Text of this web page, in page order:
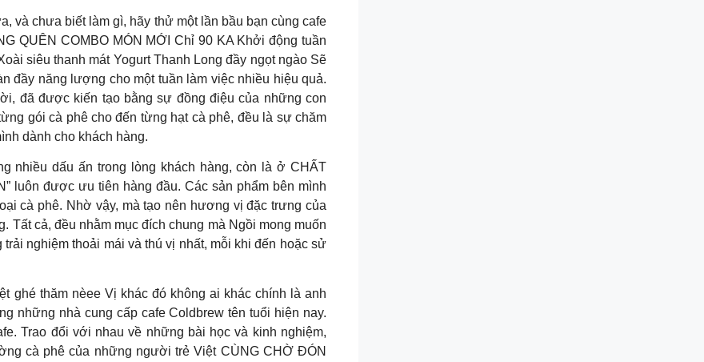
và chưa biết làm gì, hãy thử một lần bầu bạn cùng cafe
QUÊN COMBO MÓN MỚI Chỉ 90 KA Khởi động tuần
siêu thanh mát Yogurt Thanh Long đầy ngọt ngào Sẽ
đầy năng lượng cho một tuần làm việc nhiều hiệu quả.
đã được kiến tạo bằng sự đồng điệu của những con
gói cà phê cho đến từng hạt cà phê, đều là sự chăm
dành cho khách hàng.
nhiều dấu ấn trong lòng khách hàng, còn là ở CHẤT
luôn được ưu tiên hàng đầu. Các sản phẩm bên mình
cà phê. Nhờ vậy, mà tạo nên hương vị đặc trưng của
Tất cả, đều nhằm mục đích chung mà Ngồi mong muốn
nghiệm thoải mái và thú vị nhất, mỗi khi đến hoặc sử
ghé thăm nèee Vị khác đó không ai khác chính là anh
những nhà cung cấp cafe Coldbrew tên tuổi hiện nay.
Trao đổi với nhau về những bài học và kinh nghiệm,
cà phê của những người trẻ Việt CÙNG CHỜ ĐÓN